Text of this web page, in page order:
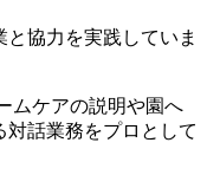
協力を実践していま
ムケアの説明や園へ
話業務をプロとして